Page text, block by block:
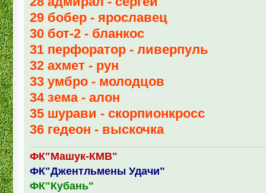
29 бобер - ярославец
30 бот-2 - бланкос
31 перфоратор - ливерпуль
32 ахмет - рун
33 умбро - молодцов
34 зема - алон
35 шурави - скорпионкросс
36 гедеон - выскочка
ФК"Машук-КМВ"
ФК"Джентльмены Удачи"
ФК"Кубань"